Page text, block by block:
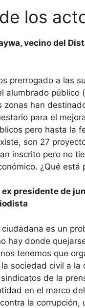
los
vecino del
prerrogado a las
alumbrado público
zonas han
para el
pero hasta la
son 27
inscrito pero no
¿Qué está
ex presidente de
ciudadana es un
hay donde
tenemos que
sociedad civil a la
de la
en el marco
la corrupción,